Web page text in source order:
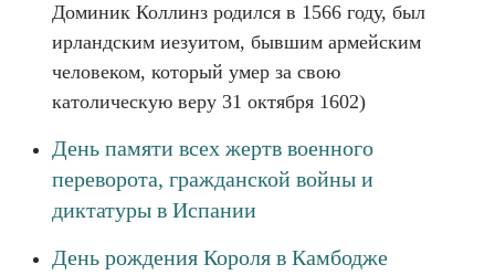
Доминик Коллинз родился в 1566 году, был
ирландским иезуитом, бывшим армейским
человеком, который умер за свою
католическую веру 31 октября 1602)
День памяти всех жертв военного
переворота, гражданской войны и
диктатуры в Испании
День рождения Короля в Камбодже